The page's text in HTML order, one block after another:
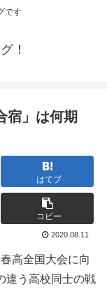
です
！
宿」は何期
はてブ
コピー
2020.08.11
高全国大会に向
違う高校同士の戦